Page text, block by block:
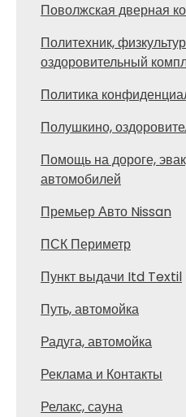
Поволжская дверная
Политехник,
оздоровительный
Политика
Полушкино,
Помощь на дороге,
автомобилей
Премьер Авто Nissan
ПСК Периметр
Пункт выдачи Itd Textil
Путь, автомойка
Радуга, автомойка
Реклама и Контакты
Релакс, сауна